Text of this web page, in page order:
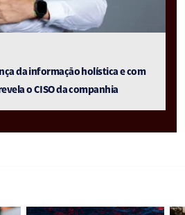
da informação holística e com
o CISO da companhia